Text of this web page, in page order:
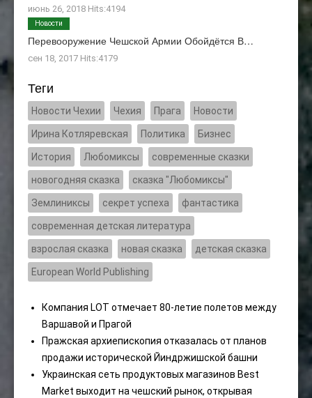
июнь 26, 2018 Hits:4194
Перевооружение Чешской Армии Обойдётся В…
сен 18, 2017 Hits:4179
Новости
Теги
Новости Чехии Чехия Прага Новости
Ирина Котляревская Политика Бизнес
История Любомиксы современные сказки
новогодняя сказка сказка "Любомиксы"
Землиниксы секрет успеха фантастика
современная детская литература
взрослая сказка новая сказка детская сказка
European World Publishing
Компания LOT отмечает 80-летие полетов между
Варшавой и Прагой
Пражская архиепископия отказалась от планов
продажи исторической Йиндржишской башни
Украинская сеть продуктовых магазинов Best
Market выходит на чешский рынок, открывая